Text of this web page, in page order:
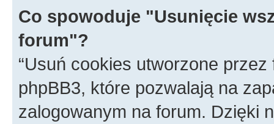
Co spowoduje "Usunięcie
forum"?
“Usuń cookies utworzone
phpBB3, które pozwalają na
zalogowanym na forum. Dzięki